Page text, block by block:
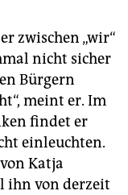
zwischen „wir“
nicht sicher
Bürgern
meint er. Im
findet er
einleuchten.
Katja
ihn von derzeit